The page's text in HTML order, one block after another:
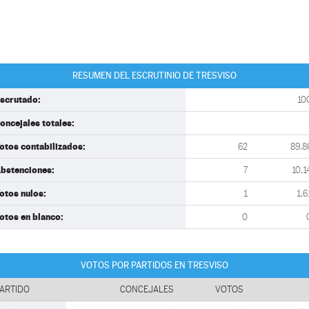
RESUMEN DEL ESCRUTINIO DE TRESVISO
totales:
contabilizados: 62
7
nulos: 1
en blanco: 0
VOTOS POR PARTIDOS EN TRESVISO
CONCEJALES VOTOS